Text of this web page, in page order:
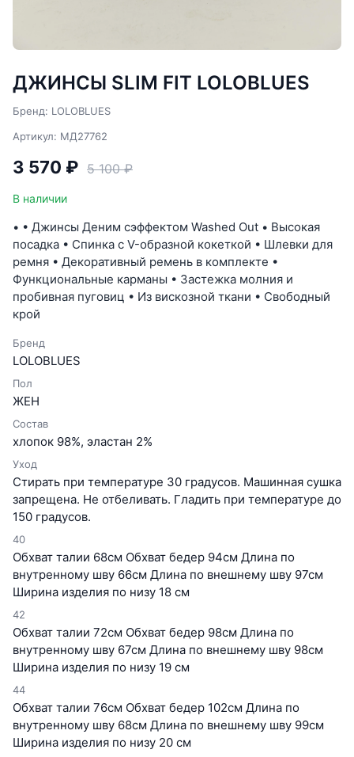
ДЖИНСЫ SLIM FIT LOLOBLUES
Бренд: LOLOBLUES
Артикул: МД27762
3 570 ₽ 5 100 ₽
В наличии
• • Джинсы Деним cэффектом Washed Out • Высокая
посадка • Спинка с V-образной кокеткой • Шлевки для
ремня • Декоративный ремень в комплекте •
Функциональные карманы • Застежка молния и
пробивная пуговиц • Из вискозной ткани • Свободный
крой
Бренд
LOLOBLUES
Пол
ЖЕН
Состав
хлопок 98%, эластан 2%
Уход
Стирать при температуре 30 градусов. Машинная сушка
запрещена. Не отбеливать. Гладить при температуре до
150 градусов.
40
Обхват талии 68см Обхват бедер 94см Длина по
внутренному шву 66см Длина по внешнему шву 97см
Ширина изделия по низу 18 см
42
Обхват талии 72см Обхват бедер 98см Длина по
внутренному шву 67см Длина по внешнему шву 98см
Ширина изделия по низу 19 см
44
Обхват талии 76см Обхват бедер 102см Длина по
внутренному шву 68см Длина по внешнему шву 99см
Ширина изделия по низу 20 см